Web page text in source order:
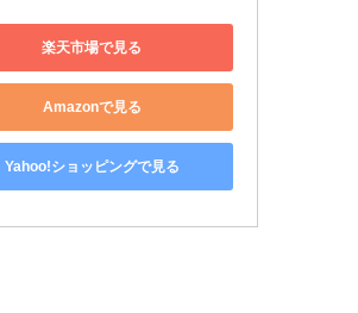
楽天市場で見る
Amazonで見る
Yahoo!ショッピングで見る